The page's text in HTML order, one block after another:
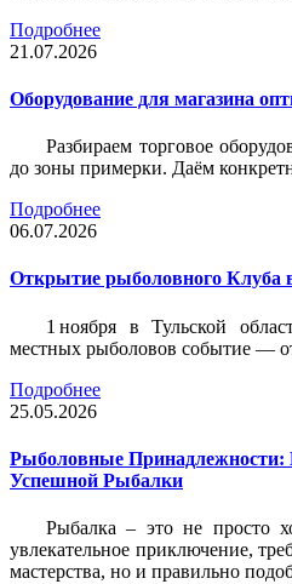
Подробнее
21.07.2026
Оборудование для магазина
Разбираем торговое
до зоны примерки. Даём
Подробнее
06.07.2026
Открытие рыболовного Клуба
1 ноября в Тульской
местных рыболовов событие —
Подробнее
25.05.2026
Рыболовные
Успешной Рыбалки
Рыбалка – это не просто
увлекательное приключение,
мастерства, но и правильно